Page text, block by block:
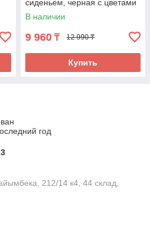
сиденьем, черная с цветами
В наличии
9 960 ₸ 12 990 ₸
Купить
год
212/14 к4, 44 склад,